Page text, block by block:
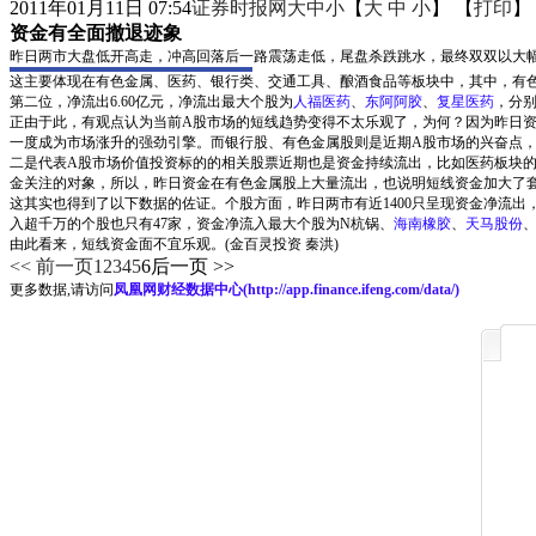
2011年01月11日 07:54证券时报网大中小 【 大 中 小】 【打印 】
资金有全面撤退迹象
昨日两市大盘低开高走，冲高回落后一路震荡走低，尾盘杀跌跳水，最终双双以
这主要体现在有色金属、医药、银行类、交通工具、酿酒食品等板块中，其中，
第二位，净流出6.60亿元，净流出最大个股为 人福医药、 东阿阿胶、 复星医药 ，分
正由于此，有观点认为当前A股市场的短线趋势变得不太乐观了，为何？因为昨
一度成为市场涨升的强劲引擎。而银行股、有色金属股则是近期A股市场的兴奋点
二是代表A股市场价值投资标的的相关股票近期也是资金持续流出，比如医药板块
金关注的对象，所以，昨日资金在有色金属股上大量流出，也说明短线资金加大
这其实也得到了以下数据的佐证。个股方面，昨日两市有近1400只呈现资金净流
入超千万的个股也只有47家，资金净流入最大个股为N杭锅、 海南橡胶、 天马股份
由此看来，短线资金面不宜乐观。(金百灵投资 秦洪)
<< 前一页1 23456后一页 >>
更多数据,请访问凤凰网财经数据中心(http://app.finance.ifeng.com/data/)